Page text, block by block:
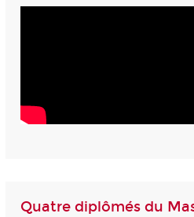
Quatre diplômés du